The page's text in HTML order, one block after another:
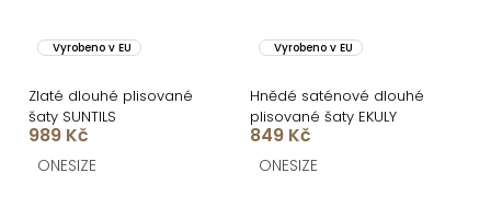
Vyrobeno v EU
Zlaté dlouhé plisované
šaty SUNTILS
989 Kč
ONESIZE
Vyrobeno v EU
Hnědé saténové dlouhé
plisované šaty EKULY
849 Kč
ONESIZE